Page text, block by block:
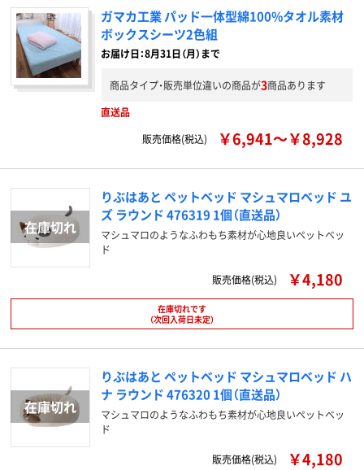
ガマカ工業 パッド一体型綿100%タオル素材
ボックスシーツ2色組
お届け日：8月31日（月）まで
商品タイプ・販売単位違いの商品が3商品あります
直送品
販売価格(税込)
￥6,941～￥8,928
りぶはあと ペットベッド マシュマロベッド ユ
ズ ラウンド 476319 1個（直送品）
マシュマロのようなふわもち素材が心地良いペットベッ
ド
販売価格(税込) ￥4,180
在庫切れです
（次回入荷日未定）
りぶはあと ペットベッド マシュマロベッド ハ
ナ ラウンド 476320 1個（直送品）
マシュマロのようなふわもち素材が心地良いペットベッ
ド
販売価格(税込) ￥4,180